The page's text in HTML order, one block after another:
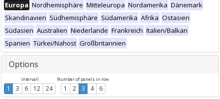
Europa Nordhemisphäre Mitteleuropa Nordamerika Dänemark
Skandinavien Südhemisphäre Südamerika Afrika Ostasien
Südasien Australien Niederlande Frankreich Italien/Balkan
Spanien Türkei/Nahost Großbritannien
Options
Intervall
1 3 6 12 24
Number of panels in row
1 2 3 4 6